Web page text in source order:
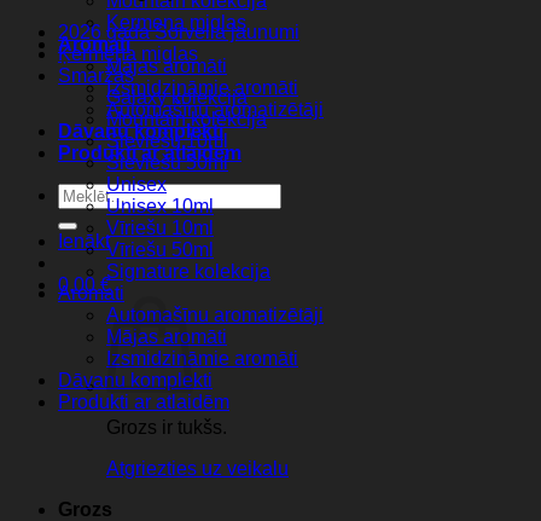
Ķermeņa miglas
Aromati
Mājas aromāti
Izsmidzināmie aromāti
Automašīnu aromatizētāji
Dāvanu komplekti
Produkti ar atlaidēm
Meklēt:
Ienākt
0,00€
Grozs ir tukšs.
Atgriezties uz veikalu
Grozs
2026 gada Sorvella jaunumi
Ķermeņa miglas
Smaržas
Galaxy kolekcija
Mountain kolekcija
Sieviešu 10ml
Sieviešu 50ml
Unisex
Unisex 10ml
Vīriešu 10ml
Vīriešu 50ml
Signature kolekcija
Aromati
Automašīnu aromatizētāji
Mājas aromāti
Izsmidzināmie aromāti
Dāvanu komplekti
Produkti ar atlaidēm